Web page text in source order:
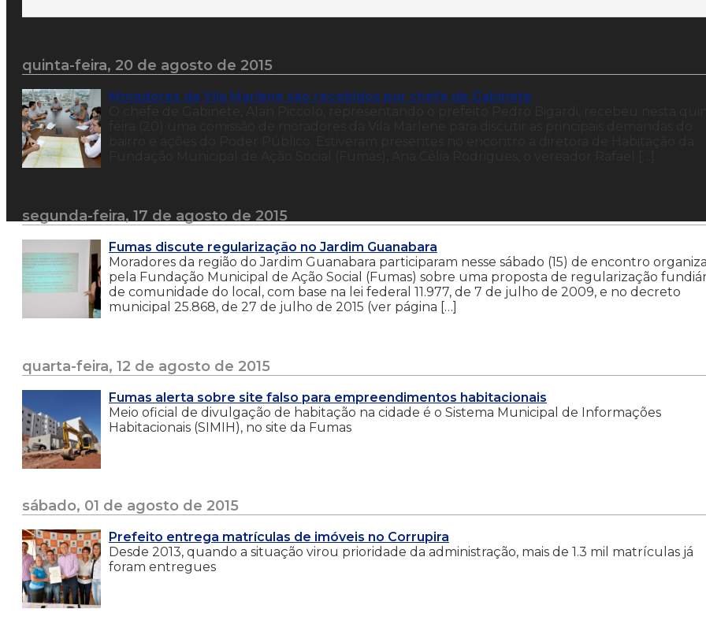
quinta-feira, 20 de agosto de 2015
Moradores da Vila Marlene são recebidos por chefe de Gabinete
segunda-feira, 17 de agosto de 2015
Fumas discute regularização no Jardim Guanabara
Moradores da região do Jardim Guanabara participaram nesse sábado (15) de encontro
pela Fundação Municipal de Ação Social (Fumas) sobre uma proposta de regularização
de comunidade do local, com base na lei federal 11.977, de 7 de julho de 2009, e no decreto
municipal 25.868, de 27 de julho de 2015 (ver página […]
quarta-feira, 12 de agosto de 2015
Fumas alerta sobre site falso para empreendimentos habitacionais
Meio oficial de divulgação de habitação na cidade é o Sistema Municipal de Informações
Habitacionais (SIMIH), no site da Fumas
sábado, 01 de agosto de 2015
Prefeito entrega matrículas de imóveis no Corrupira
Desde 2013, quando a situação virou prioridade da administração, mais de 1.3 mil matrículas já
foram entregues